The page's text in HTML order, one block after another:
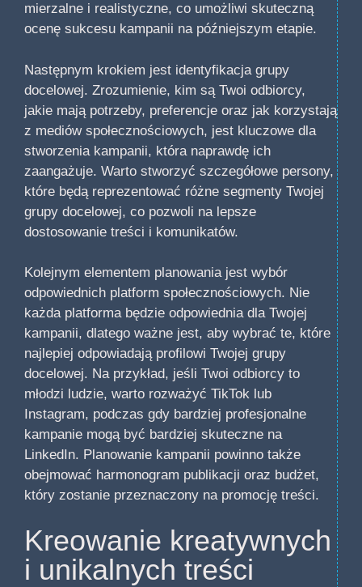
mierzalne i realistyczne, co umożliwi skuteczną
ocenę sukcesu kampanii na późniejszym etapie.
Następnym krokiem jest identyfikacja grupy
docelowej. Zrozumienie, kim są Twoi odbiorcy,
jakie mają potrzeby, preferencje oraz jak korzystają
z mediów społecznościowych, jest kluczowe dla
stworzenia kampanii, która naprawdę ich
zaangażuje. Warto stworzyć szczegółowe persony,
które będą reprezentować różne segmenty Twojej
grupy docelowej, co pozwoli na lepsze
dostosowanie treści i komunikatów.
Kolejnym elementem planowania jest wybór
odpowiednich platform społecznościowych. Nie
każda platforma będzie odpowiednia dla Twojej
kampanii, dlatego ważne jest, aby wybrać te, które
najlepiej odpowiadają profilowi Twojej grupy
docelowej. Na przykład, jeśli Twoi odbiorcy to
młodzi ludzie, warto rozważyć TikTok lub
Instagram, podczas gdy bardziej profesjonalne
kampanie mogą być bardziej skuteczne na
LinkedIn. Planowanie kampanii powinno także
obejmować harmonogram publikacji oraz budżet,
który zostanie przeznaczony na promocję treści.
Kreowanie kreatywnych
i unikalnych treści